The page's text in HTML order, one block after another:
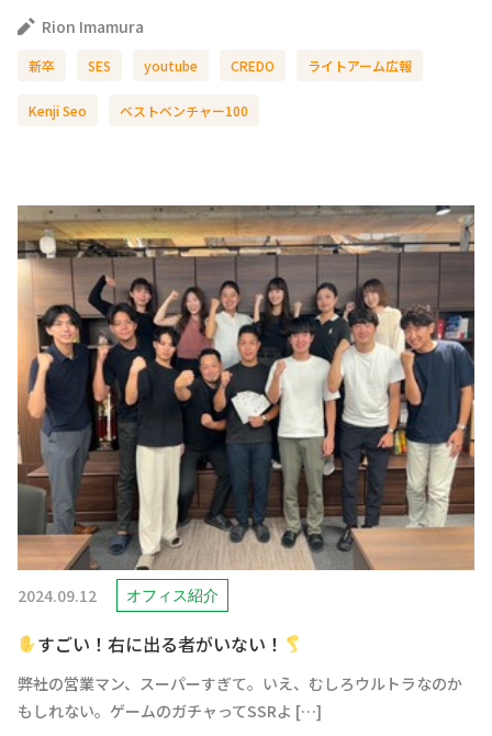
Rion Imamura
新卒 SES youtube CREDO ライトアーム広報
Kenji Seo ベストベンチャー100
2024.09.12 オフィス紹介
すごい！右に出る者がいない！
――弊社の営業マン、スーパーすぎて。いえ、むしろウルトラなのか
もしれない。ゲームのガチャってSSRよ […]